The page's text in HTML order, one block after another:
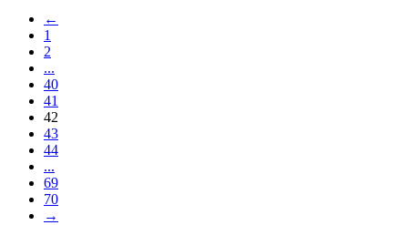
←
1
2
...
40
41
42
43
44
...
69
70
→